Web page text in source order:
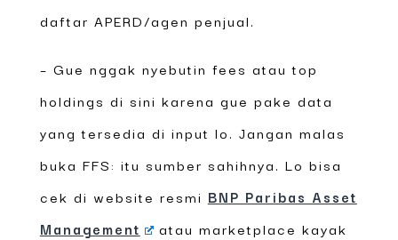
daftar APERD/agen penjual.
– Gue nggak nyebutin fees atau top
holdings di sini karena gue pake data
yang tersedia di input lo. Jangan malas
buka FFS: itu sumber sahihnya. Lo bisa
cek di website resmi BNP Paribas Asset
Management
atau marketplace kayak